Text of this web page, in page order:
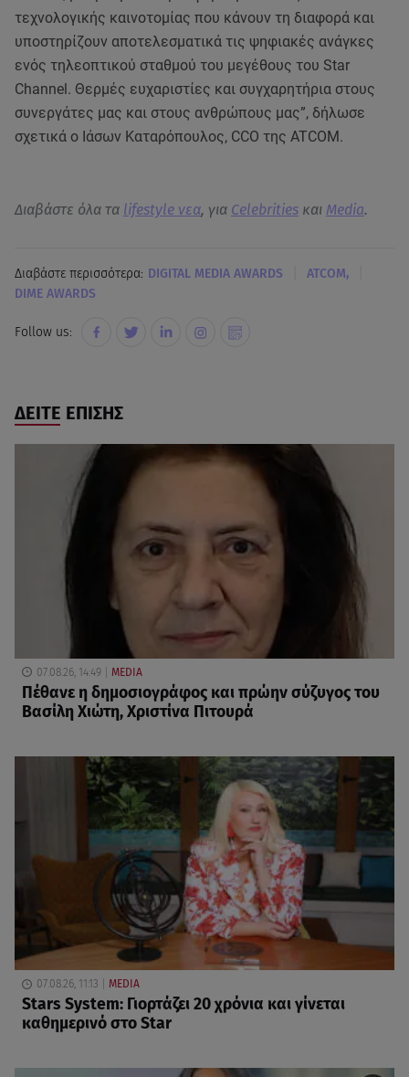
τεχνολογικής καινοτομίας που κάνουν τη διαφορά και
υποστηρίζουν αποτελεσματικά τις ψηφιακές ανάγκες
ενός τηλεοπτικού σταθμού του μεγέθους του Star
Channel. Θερμές ευχαριστίες και συγχαρητήρια στους
συνεργάτες μας και στους ανθρώπους μας”, δήλωσε
σχετικά ο Ιάσων Καταρόπουλος, CCO της ATCOM.
Διαβάστε όλα τα lifestyle νεα, για Celebrities και Media.
Διαβάστε περισσότερα: DIGITAL MEDIA AWARDS ATCOM,
DIME AWARDS
Follow us:
ΔΕΙΤΕ ΕΠΙΣΗΣ
07.08.26, 14:49 MEDIA
Πέθανε η δημοσιογράφος και πρώην σύζυγος του
Βασίλη Χιώτη, Χριστίνα Πιτουρά
07.08.26, 11:13 MEDIA
Stars System: Γιορτάζει 20 χρόνια και γίνεται
καθημερινό στο Star